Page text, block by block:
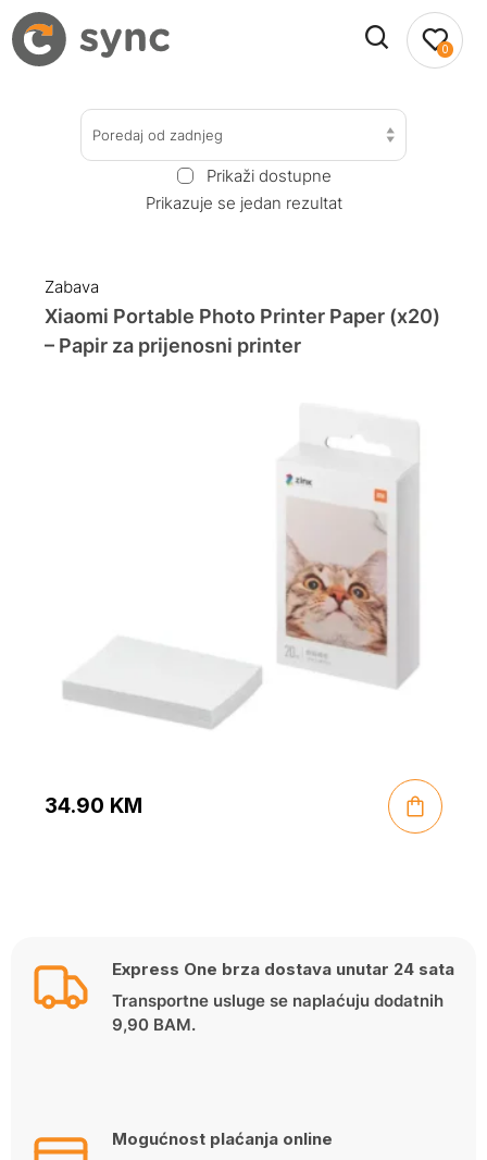
0
Poredaj od zadnjeg
Prikaži dostupne
Prikazuje se jedan rezultat
Zabava
Xiaomi Portable Photo Printer Paper (x20)
– Papir za prijenosni printer
34.90 KM
Express One brza dostava unutar 24 sata
Transportne usluge se naplaćuju dodatnih
9,90 BAM.
Mogućnost plaćanja online